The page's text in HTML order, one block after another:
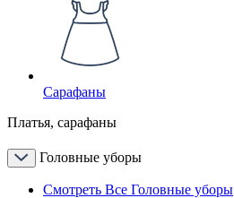
Сарафаны
Платья, сарафаны
Головные уборы
Смотреть Все Головные уборы